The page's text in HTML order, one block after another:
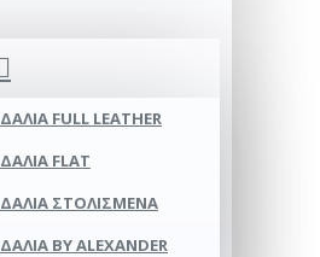
FULL LEATHER
FLAT
ΣΤΟΛΙΣΜΈΝΑ
BY ALEXANDER